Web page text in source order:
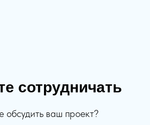
сотрудничать
обсудить ваш проект?